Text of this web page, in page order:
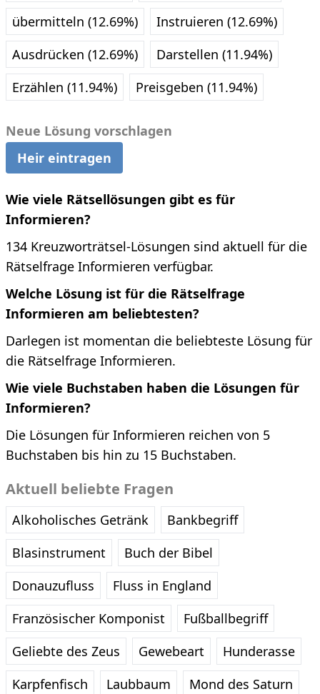
übermitteln (12.69%)
Instruieren (12.69%)
Ausdrücken (12.69%)
Darstellen (11.94%)
Erzählen (11.94%)
Preisgeben (11.94%)
Neue Lösung vorschlagen
Heir eintragen
Wie viele Rätsellösungen gibt es für
Informieren?
134 Kreuzworträtsel-Lösungen sind aktuell für die
Rätselfrage Informieren verfügbar.
Welche Lösung ist für die Rätselfrage
Informieren am beliebtesten?
Darlegen ist momentan die beliebteste Lösung für
die Rätselfrage Informieren.
Wie viele Buchstaben haben die Lösungen für
Informieren?
Die Lösungen für Informieren reichen von 5
Buchstaben bis hin zu 15 Buchstaben.
Aktuell beliebte Fragen
Alkoholisches Getränk
Bankbegriff
Blasinstrument
Buch der Bibel
Donauzufluss
Fluss in England
Französischer Komponist
Fußballbegriff
Geliebte des Zeus
Gewebeart
Hunderasse
Karpfenfisch
Laubbaum Mond des Saturn